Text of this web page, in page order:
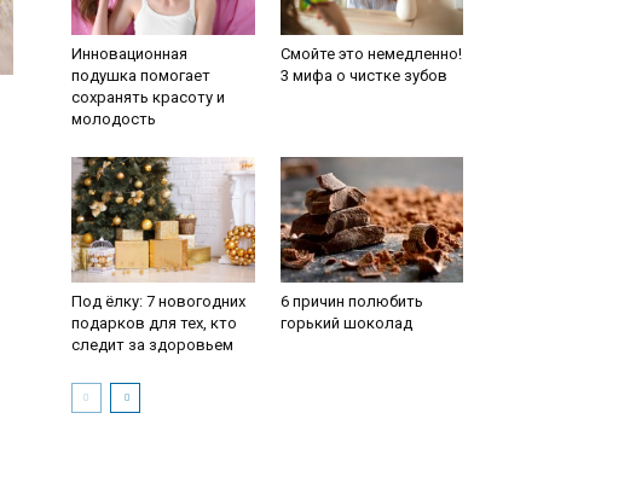
Инновационная
подушка помогает
сохранять красоту и
молодость
Смойте это немедленно!
3 мифа о чистке зубов
Под ёлку: 7 новогодних
подарков для тех, кто
следит за здоровьем
6 причин полюбить
горький шоколад